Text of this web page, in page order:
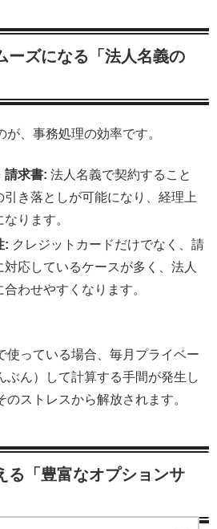
ーズになる「法人名義の
、事務処理の効率です。
請求書: 法人名義で契約すること
き落としが可能になり、経理上
ります。
: クレジットカードだけでなく、請
応しているケースが多く、法人
わせやすくなります。
使っている場合、毎月プライベー
ぶん）して計算する手間が発生し
のストレスから解放されます。
る「豊富なオプションサ